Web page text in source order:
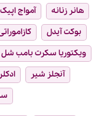
هانر زنانه
آمواج اپیک
بوکت آیدل
ویکتوریا سکرت بامب شل
آنجلز شیر